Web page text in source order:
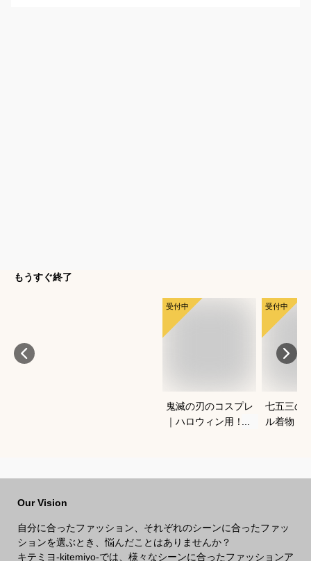
もうすぐ終了
受付中
鬼滅の刃のコスプレ
｜ハロウィン用！キ
受付中
七五三の
ル着物（
Our Vision
自分に合ったファッション、それぞれのシーンに合ったファッ
ションを選ぶとき、悩んだことはありませんか？
キテミヨ-kitemiyo-では、様々なシーンに合ったファッションア